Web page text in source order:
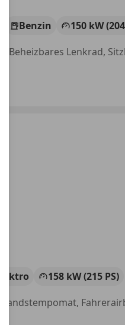
Benzin
150 kW
Elektro
158 kW (215 PS)